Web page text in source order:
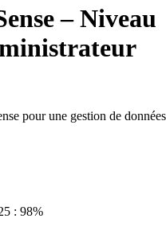
– Niveau
pour une gestion de données
: 98%